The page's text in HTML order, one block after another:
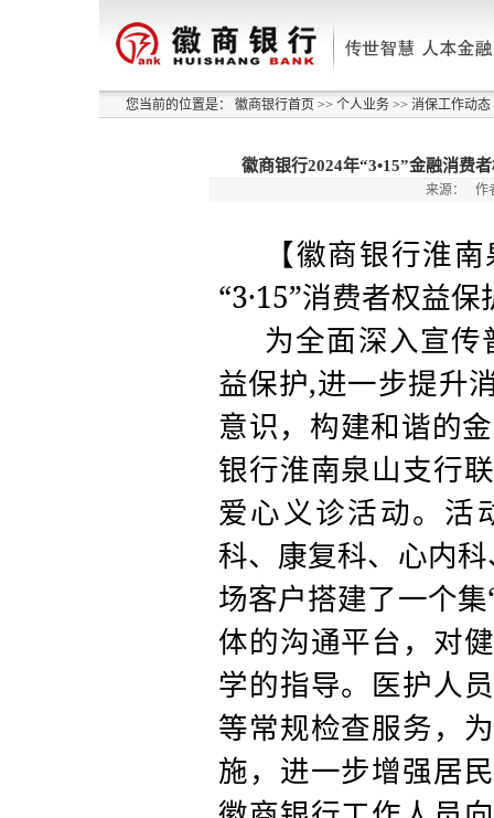
您当前的位置是： 徽商银行首页 >> 个人业务 >> 消保工作动态
徽商银行2024年“3•15”金融消费
来源： 作